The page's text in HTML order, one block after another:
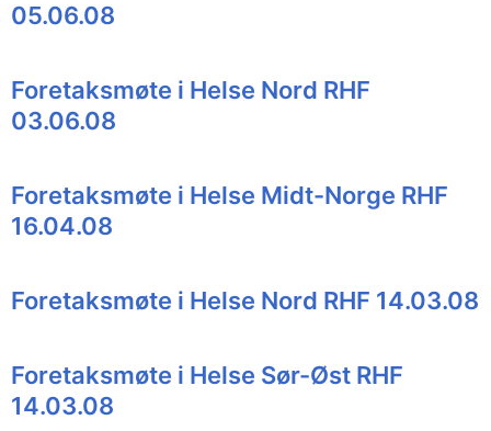
05.06.08
Foretaksmøte i Helse Nord RHF
03.06.08
Foretaksmøte i Helse Midt-Norge RHF
16.04.08
Foretaksmøte i Helse Nord RHF 14.03.08
Foretaksmøte i Helse Sør-Øst RHF
14.03.08